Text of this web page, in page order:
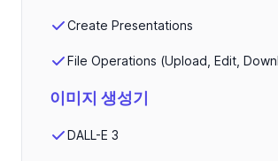
Create Presentations
File Operations (Upload, Edit,
이미지 생성기
DALL-E 3